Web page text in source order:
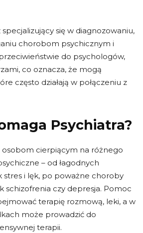
się w diagnozowaniu,
chorobom psychicznym i
do psychologów,
co oznacza, że ​​mogą
często działają w połączeniu z
Psychiatra?
osobom cierpiącym na różnego
– od łagodnych
stres i lęk, po poważne choroby
schizofrenia czy depresja. Pomoc
terapię rozmową, leki, a w
może prowadzić do
terapii.